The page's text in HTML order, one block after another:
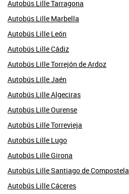
Autobús Lille Tarragona
Autobús Lille Marbella
Autobús Lille León
Autobús Lille Cádiz
Autobús Lille Torrejón de Ardoz
Autobús Lille Jaén
Autobús Lille Algeciras
Autobús Lille Ourense
Autobús Lille Torrevieja
Autobús Lille Lugo
Autobús Lille Girona
Autobús Lille Santiago de Compostela
Autobús Lille Cáceres